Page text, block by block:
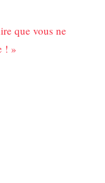
que vous ne
! »